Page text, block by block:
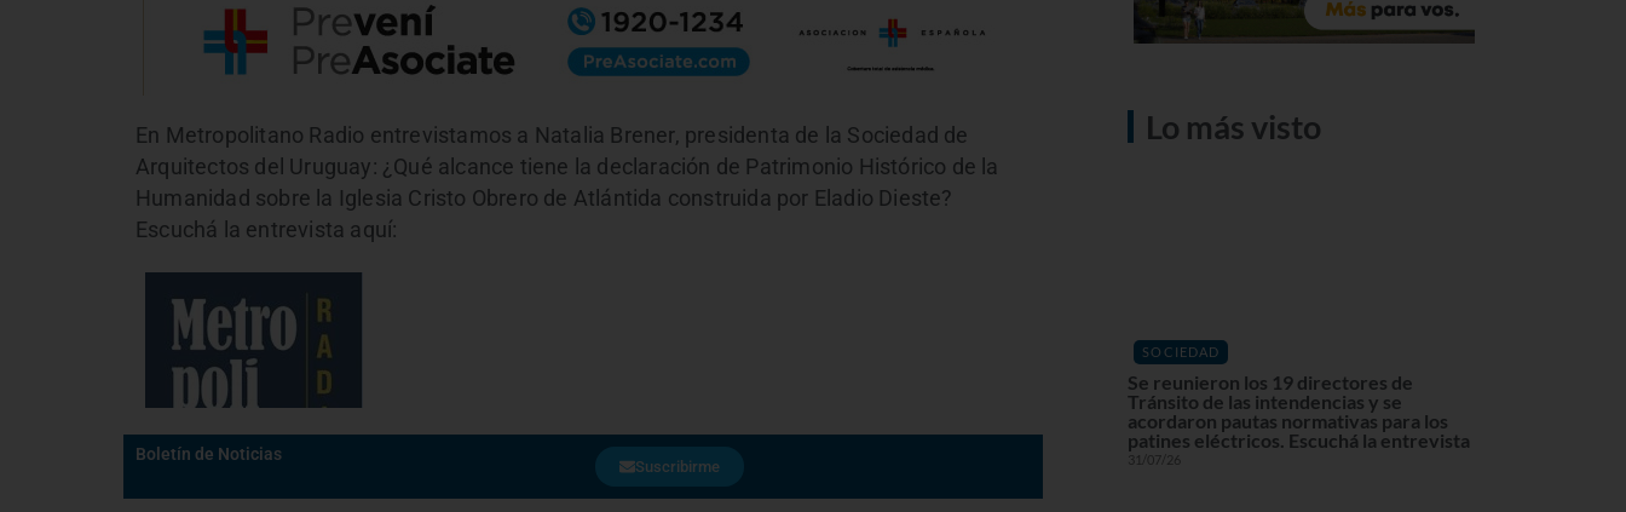
En Metropolitano Radio entrevistamos a Natalia Brener, presidenta de la Sociedad de
Arquitectos del Uruguay: ¿Qué alcance tiene la declaración de Patrimonio Histórico de la
Humanidad sobre la Iglesia Cristo Obrero de Atlántida construida por Eladio Dieste?
Escuchá la entrevista aquí:
Boletín de Noticias
Suscribirme
Lo más visto
SOCIEDAD
Se reunieron los 19 directores de
Tránsito de las intendencias y se
acordaron pautas normativas para los
patines eléctricos. Escuchá la entrevista
31/07/26